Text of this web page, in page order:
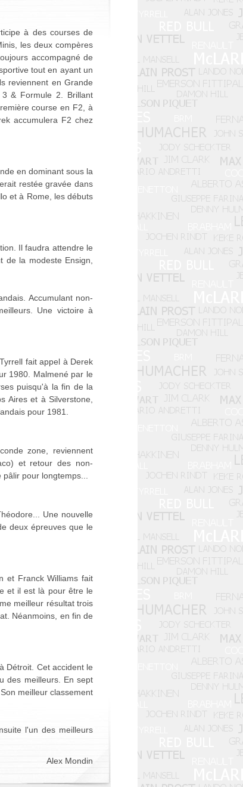
à des courses de
les deux compères
accompagné de
tout en ayant un
reviennent en Grande
& Formule 2. Brillant
course en F2, à
accumulera F2 chez
en dominant sous la
restée gravée dans
et à Rome, les débuts
Il faudra attendre le
la modeste Ensign,
Accumulant non-
Une victoire à
fait appel à Derek
1980. Malmené par le
puisqu'à la fin de la
Aires et à Silverstone,
pour 1981.
zone, reviennent
et retour des non-
pour longtemps...
Une nouvelle
deux épreuves que le
et Franck Williams fait
et il est là pour être le
meilleur résultat trois
Néanmoins, en fin de
Détroit. Cet accident le
des meilleurs. En sept
meilleur classement
l'un des meilleurs
Alex Mondin